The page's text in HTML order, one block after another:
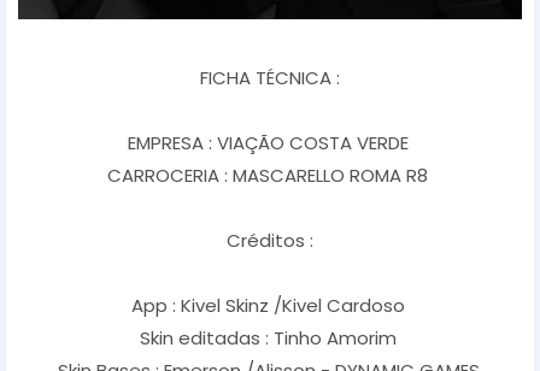
FICHA TÉCNICA :
EMPRESA : VIAÇÃO COSTA VERDE
CARROCERIA : MASCARELLO ROMA R8
Créditos :
App : Kivel Skinz /Kivel Cardoso
Skin editadas : Tinho Amorim